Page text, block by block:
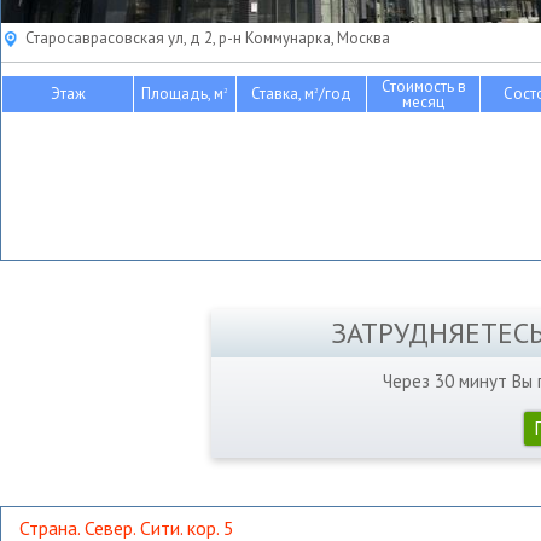
Старосаврасовская ул, д 2, р-н Коммунарка, Москва
Этаж Площадь, м2 Ставка, м2/год Стоимость в
месяц
Через 30 минут Вы
Страна. Север. Сити. кор. 5